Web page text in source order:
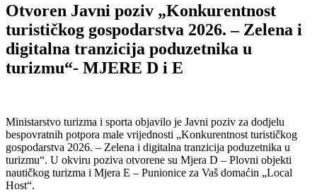
Otvoren Javni poziv „Konkurentnost
turističkog gospodarstva 2026. – Zelena i
digitalna tranzicija poduzetnika u
turizmu“- MJERE D i E
Ministarstvo turizma i sporta objavilo je Javni poziv za dodjelu
bespovratnih potpora male vrijednosti „Konkurentnost turističkog
gospodarstva 2026. – Zelena i digitalna tranzicija poduzetnika u
turizmu“. U okviru poziva otvorene su Mjera D – Plovni objekti
nautičkog turizma i Mjera E – Punionice za Vaš domaćin „Local
Host“.